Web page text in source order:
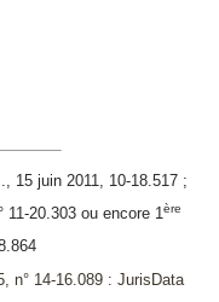
15 juin 2011, 10-18.517 ;
20.303 ou encore 1 ère
n° 14-16.089 : JurisData